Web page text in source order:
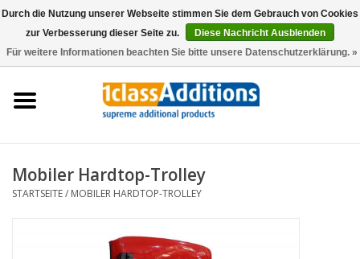
0 Artikel - €0,00
Auto Lagerung
Mobiler Hardtop-Trolley
STARTSEITE/ MOBILER HARDTOP-TROLLEY
Durch die Nutzung unserer Webseite stimmen Sie dem Gebrauch von Cookies
zur Verbesserung dieser Seite zu.
Diese Nachricht Ausblenden
Für weitere Informationen beachten Sie bitte unsere Datenschutzerklärung. »